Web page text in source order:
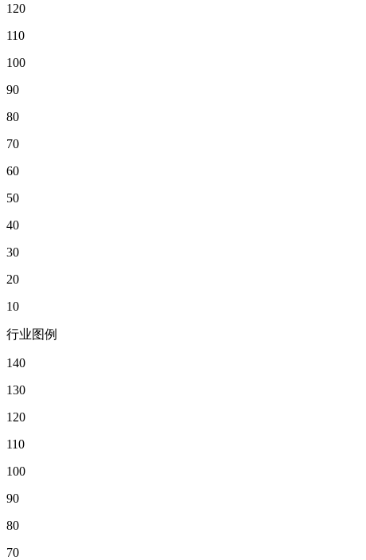
120
110
100
90
80
70
60
50
40
30
20
10
行业图例
140
130
120
110
100
90
80
70